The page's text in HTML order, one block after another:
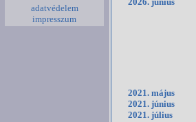
adatvédelem
impresszum
2021. május
2021. június
2021. július